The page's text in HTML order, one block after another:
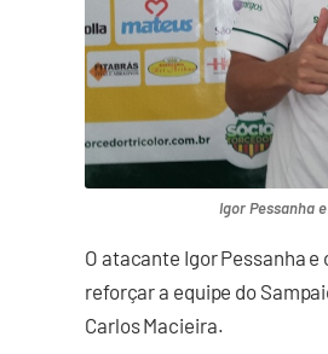
Igor Pessanha
O atacante Igor Pessanha
reforçar a equipe do
Carlos Macieira.